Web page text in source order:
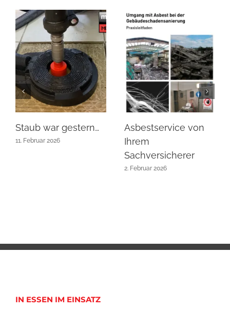
Staub war gestern…
11. Februar 2026
Asbestservice von
Ihrem
Sachversicherer
2. Februar 2026
IN ESSEN IM EINSATZ